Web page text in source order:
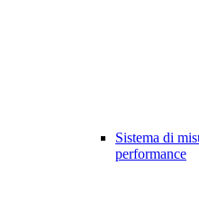
Sistema di
performance